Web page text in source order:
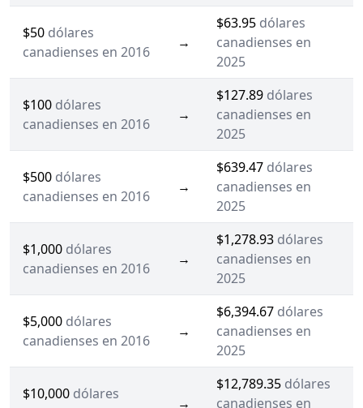
$50 dólares
canadienses en 2016
→
$63.95 dólares
canadienses en
2025
$100 dólares
canadienses en 2016
→
$127.89 dólares
canadienses en
2025
$500 dólares
canadienses en 2016
→
$639.47 dólares
canadienses en
2025
$1,000 dólares
canadienses en 2016
→
$1,278.93 dólares
canadienses en
2025
$5,000 dólares
canadienses en 2016
→
$6,394.67 dólares
canadienses en
2025
$10,000 dólares
→
$12,789.35 dólares
canadienses en